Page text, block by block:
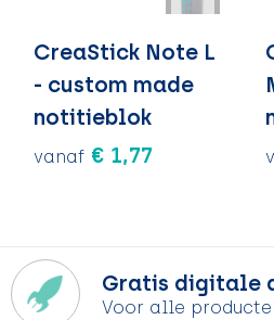
CreaStick Note L
- custom made
notitieblok
vanaf € 1,77
Gratis digitale
Voor alle